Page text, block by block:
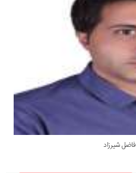
فاضل شیرزاد